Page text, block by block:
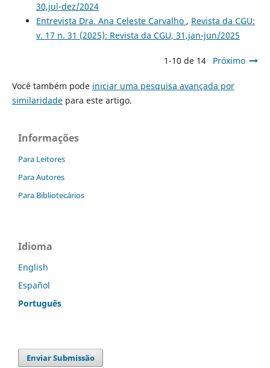
30,jul-dez/2024
Entrevista Dra. Ana Celeste Carvalho , Revista da CGU:
v. 17 n. 31 (2025): Revista da CGU, 31,jan-jun/2025
1-10 de 14 Próximo
Você também pode iniciar uma pesquisa avançada por
similaridadepara este artigo.
Informações
Para Leitores
Para Autores
Para Bibliotecários
Idioma
English
Español
Português
Enviar Submissão